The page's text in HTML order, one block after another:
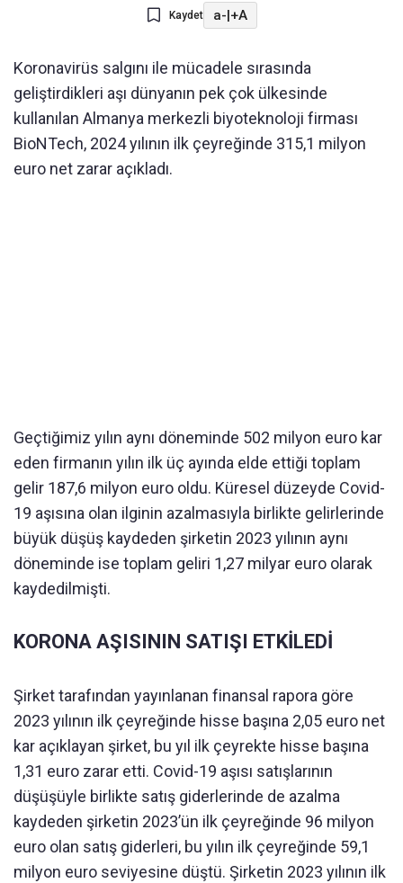
Kaydet a-|+A
Koronavirüs salgını ile mücadele sırasında
geliştirdikleri aşı dünyanın pek çok ülkesinde
kullanılan Almanya merkezli biyoteknoloji firması
BioNTech, 2024 yılının ilk çeyreğinde 315,1 milyon
euro net zarar açıkladı.
Geçtiğimiz yılın aynı döneminde 502 milyon euro kar
eden firmanın yılın ilk üç ayında elde ettiği toplam
gelir 187,6 milyon euro oldu. Küresel düzeyde Covid-
19 aşısına olan ilginin azalmasıyla birlikte gelirlerinde
büyük düşüş kaydeden şirketin 2023 yılının aynı
döneminde ise toplam geliri 1,27 milyar euro olarak
kaydedilmişti.
KORONA AŞISININ SATIŞI ETKİLEDİ
Şirket tarafından yayınlanan finansal rapora göre
2023 yılının ilk çeyreğinde hisse başına 2,05 euro net
kar açıklayan şirket, bu yıl ilk çeyrekte hisse başına
1,31 euro zarar etti. Covid-19 aşısı satışlarının
düşüşüyle birlikte satış giderlerinde de azalma
kaydeden şirketin 2023’ün ilk çeyreğinde 96 milyon
euro olan satış giderleri, bu yılın ilk çeyreğinde 59,1
milyon euro seviyesine düştü. Şirketin 2023 yılının ilk